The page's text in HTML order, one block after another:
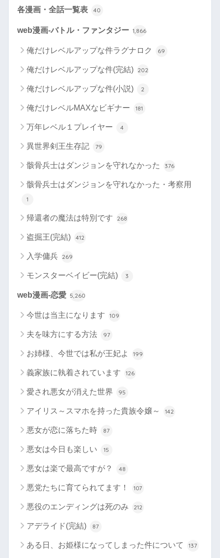
各漫画・全話一覧表 40
web漫画-バトル・ファンタジー 1,866
俺だけレベルアップな件ラグナロク 69
俺だけレベルアップな件(完結) 202
俺だけレベルアップな件(小説) 2
俺だけレベルMAXなビギナー 181
万年レベル１プレイヤー 4
異世界剣王生存記 79
骸骨兵士はダンジョンを守れなかった 376
骸骨兵士はダンジョンを守れなかった・考察用
1
帰還者の魔法は特別です 268
盗掘王(完結) 412
入学傭兵 269
モンスターベイビー(完結) 3
web漫画-恋愛 5,260
今世は当主になります 109
夫を味方にする方法 97
お姉様、今世では私が王妃よ 199
義家族に執着されています 126
愛され悪女が消えた世界 95
アイリス～スマホを持った貴族令嬢～ 142
悪女が恋に落ちた時 87
悪女は今日も楽しい 15
悪女は楽で最高ですが？ 48
悪党たちに育てられてます！ 107
悪役のエンディングは死のみ 212
アデライド(完結) 87
ある日、お姫様になってしまった件について 137